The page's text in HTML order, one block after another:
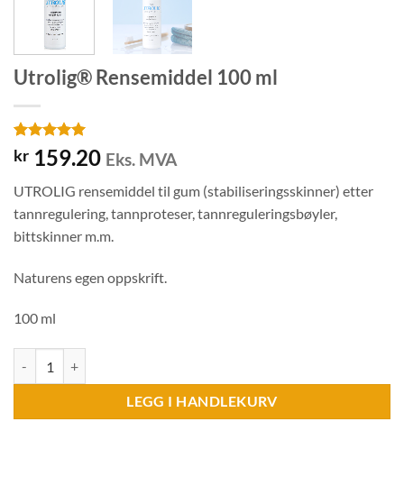
Utrolig® Rensemiddel 100 ml
Vurdert5
av 5 basert
9
kundevurderinger
kr 159.20 Eks. MVA
UTROLIG rensemiddel til gum (stabiliseringsskinner) etter
tannregulering, tannproteser, tannreguleringsbøyler,
bittskinner m.m.
Naturens egen oppskrift.
100 ml
LEGG I HANDLEKURV